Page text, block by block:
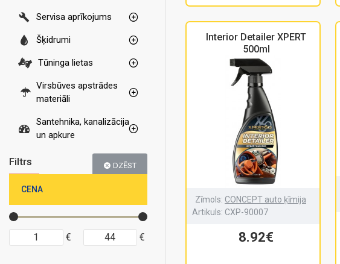
Servisa aprīkojums
Šķidrumi
Tūninga lietas
Virsbūves apstrādes
materiāli
Santehnika, kanalizācija
un apkure
Filtrs DZĒST
CENA
€ €
Interior Detailer XPERT
500ml
Zīmols: CONCEPT auto ķīmija
Artikuls: CXP-90007
8.92€